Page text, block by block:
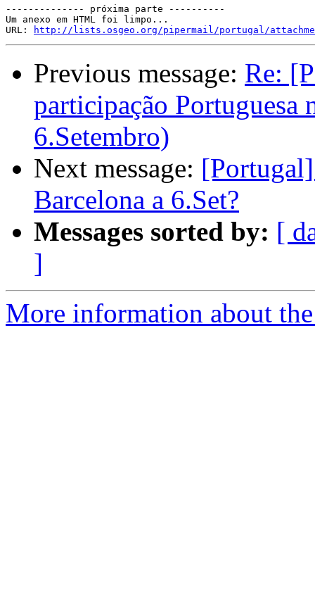
-------------- próxima parte ----------
Um anexo em HTML foi limpo...
URL:
http://lists.osgeo.org/pipermail/portugal/
Previous message: Re:
participação Portuguesa
6.Setembro)
Next message:
Barcelona a 6.Set?
Messages sorted by: [
]
More information about